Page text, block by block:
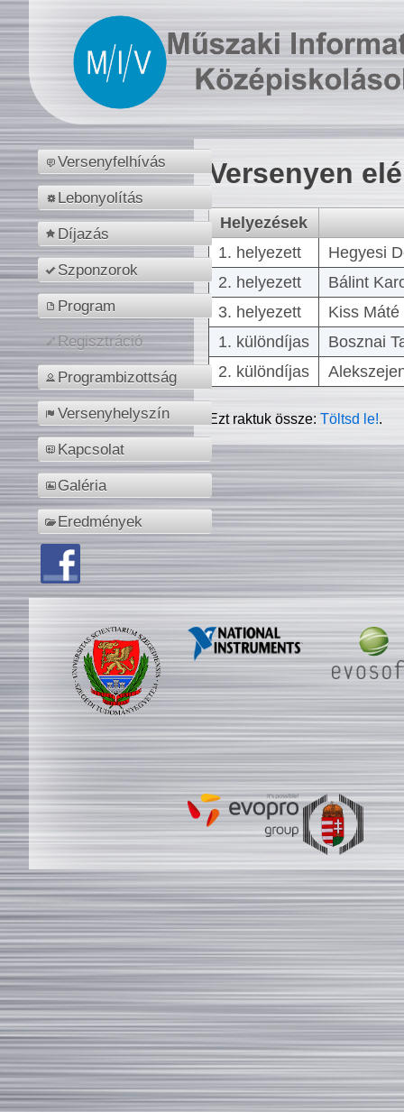
Versenyfelhívás
Lebonyolítás
Díjazás
Szponzorok
Program
Regisztráció
Programbizottság
Versenyhelyszín
Kapcsolat
Galéria
Eredmények
Versenyen
Helyezések
1. helyezett
Hegyesi
2. helyezett
Bálint
3. helyezett
Kiss
1. különdíjas
Bosznai
2. különdíjas
Ezt raktuk össze:Töltsd le!.